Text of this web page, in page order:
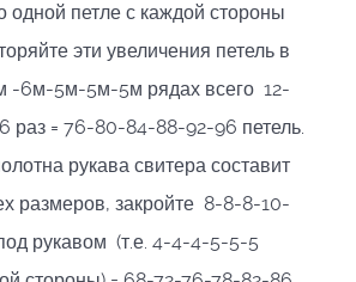
одной петле с каждой стороны
эти увеличения петель в
-6м-5м-5м-5м рядах всего 12-
раз = 76-80-84-88-92-96 петель.
рукава свитера составит
размеров, закройте 8-8-8-10-
рукавом (т.е. 4-4-4-5-5-5